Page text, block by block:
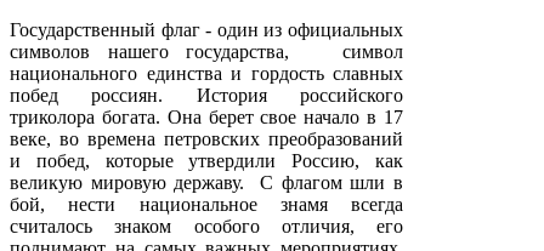
Государственный флаг - один из официальных
символов нашего государства, символ
национального единства и гордость славных
побед россиян. История российского
триколора богата. Она берет свое начало в 17
веке, во времена петровских преобразований
и побед, которые утвердили Россию, как
великую мировую державу. С флагом шли в
бой, нести национальное знамя всегда
считалось знаком особого отличия, его